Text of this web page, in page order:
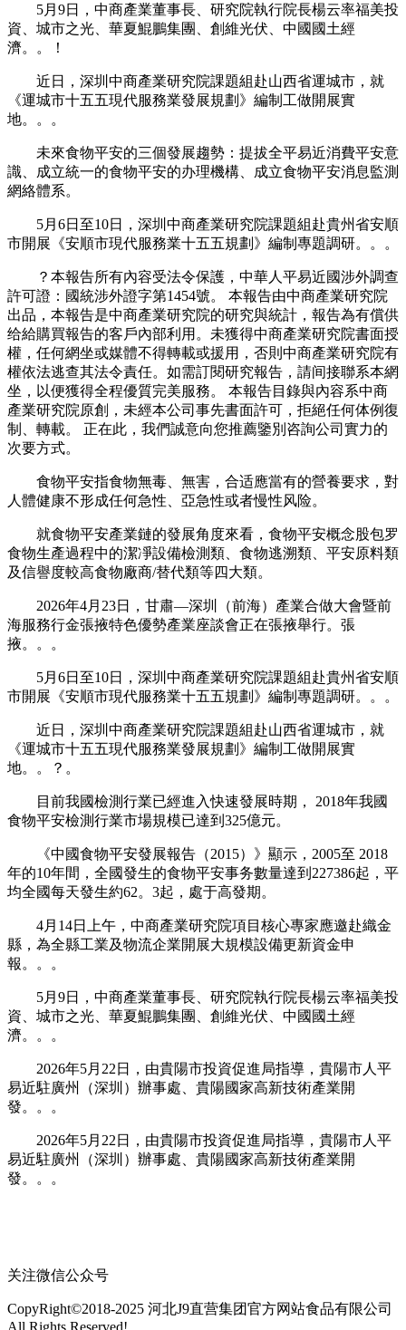
5月9日，中商產業董事長、研究院執行院長楊云率福美投
資、城市之光、華夏鯤鵬集團、創維光伏、中國國土經
濟。。！
近日，深圳中商產業研究院課題組赴山西省運城市，就
《運城市十五五現代服務業發展規劃》編制工做開展實
地。。。
未來食物平安的三個發展趨勢：提拔全平易近消費平安意
識、成立統一的食物平安的办理機構、成立食物平安消息監測
網絡體系。
5月6日至10日，深圳中商產業研究院課題組赴貴州省安順
市開展《安順市現代服務業十五五規劃》編制專題調研。。。
？本報告所有內容受法令保護，中華人平易近國涉外調查
許可證：國統涉外證字第1454號。 本報告由中商產業研究院
出品，本報告是中商產業研究院的研究與統計，報告為有償供
给給購買報告的客戶內部利用。未獲得中商產業研究院書面授
權，任何網坐或媒體不得轉載或援用，否則中商產業研究院有
權依法逃查其法令責任。如需訂閱研究報告，請间接聯系本網
坐，以便獲得全程優質完美服務。 本報告目錄與內容系中商
產業研究院原創，未經本公司事先書面許可，拒絕任何体例復
制、轉載。 正在此，我們誠意向您推薦鑒別咨詢公司實力的
次要方式。
食物平安指食物無毒、無害，合适應當有的營養要求，對
人體健康不形成任何急性、亞急性或者慢性风险。
就食物平安產業鏈的發展角度來看，食物平安概念股包罗
食物生產過程中的潔凈設備檢測類、食物逃溯類、平安原料類
及信譽度較高食物廠商/替代類等四大類。
2026年4月23日，甘肅—深圳（前海）產業合做大會暨前
海服務行金張掖特色優勢產業座談會正在張掖舉行。張
掖。。。
5月6日至10日，深圳中商產業研究院課題組赴貴州省安順
市開展《安順市現代服務業十五五規劃》編制專題調研。。。
近日，深圳中商產業研究院課題組赴山西省運城市，就
《運城市十五五現代服務業發展規劃》編制工做開展實
地。。？。
目前我國檢測行業已經進入快速發展時期， 2018年我國
食物平安檢測行業市場規模已達到325億元。
《中國食物平安發展報告（2015）》顯示，2005至 2018
年的10年間，全國發生的食物平安事务數量達到227386起，平
均全國每天發生約62。3起，處于高發期。
4月14日上午，中商產業研究院項目核心專家應邀赴織金
縣，為全縣工業及物流企業開展大規模設備更新資金申
報。。。
5月9日，中商產業董事長、研究院執行院長楊云率福美投
資、城市之光、華夏鯤鵬集團、創維光伏、中國國土經
濟。。。
2026年5月22日，由貴陽市投資促進局指導，貴陽市人平
易近駐廣州（深圳）辦事處、貴陽國家高新技術產業開
發。。。
2026年5月22日，由貴陽市投資促進局指導，貴陽市人平
易近駐廣州（深圳）辦事處、貴陽國家高新技術產業開
發。。。
关注微信公众号
CopyRight©2018-2025 河北J9直营集团官方网站食品有限公司
All Rights Reserved!